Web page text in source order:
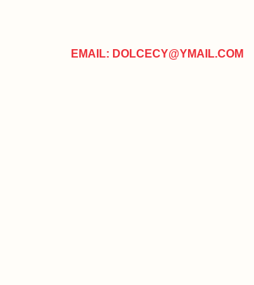
EMAIL: DOLCECY@YMAIL.COM